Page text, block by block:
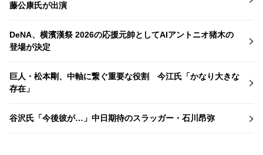
藤公康氏が出演
DeNA、横濱漢祭 2026の応援元帥としてAIアントニオ猪木の
登場が決定
巨人・松本剛、中軸に繋ぐ重要な役割 今江氏「かなり大きな
存在」
谷沢氏「今後彼が…」中日期待のスラッガー・石川昂弥